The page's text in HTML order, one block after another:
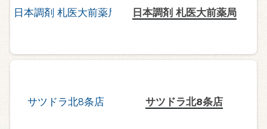
日本調剤 札医大前薬局
サツドラ北8条店